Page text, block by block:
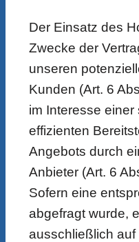
Der Einsatz des
Zwecke der
unseren
Kunden (Art. 6
im Interesse
effizienten
Angebots durch
Anbieter (Art. 6
Sofern eine
abgefragt wurde,
ausschließlich auf